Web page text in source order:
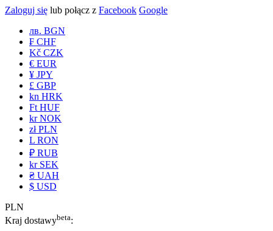
Zaloguj się lub połącz z Facebook Google
лв. BGN
₣ CHF
Kč CZK
€ EUR
¥ JPY
£ GBP
kn HRK
Ft HUF
kr NOK
zł PLN
L RON
₽ RUB
kr SEK
₴ UAH
$ USD
PLN
Kraj dostawybeta: